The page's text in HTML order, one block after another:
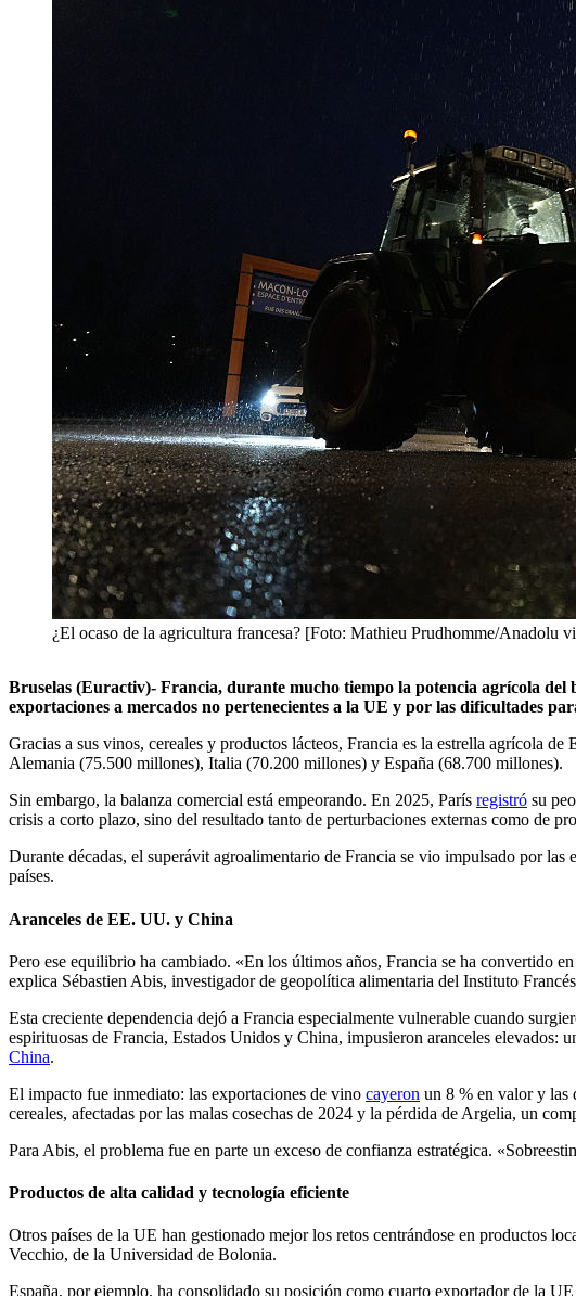
¿El ocaso de la agricultura francesa? [Foto: Mathieu Prudhomme/Anadolu
Bruselas (Euractiv)- Francia, durante mucho tiempo la potencia agrícola del
exportaciones a mercados no pertenecientes a la UE y por las dificultades
Gracias a sus vinos, cereales y productos lácteos, Francia es la estrella agrícola
Alemania (75.500 millones), Italia (70.200 millones) y España (68.700 millones).
Sin embargo, la balanza comercial está empeorando. En 2025, París registró su
crisis a corto plazo, sino del resultado tanto de perturbaciones externas como de
Durante décadas, el superávit agroalimentario de Francia se vio impulsado por
países.
Aranceles de EE. UU. y China
Pero ese equilibrio ha cambiado. «En los últimos años, Francia se ha convertido
explica Sébastien Abis, investigador de geopolítica alimentaria del Instituto
Esta creciente dependencia dejó a Francia especialmente vulnerable cuando
espirituosas de Francia, Estados Unidos y China, impusieron aranceles elevados:
China.
El impacto fue inmediato: las exportaciones de vino cayeron un 8 % en valor y las
cereales, afectadas por las malas cosechas de 2024 y la pérdida de Argelia, un
Para Abis, el problema fue en parte un exceso de confianza estratégica.
Productos de alta calidad y tecnología eficiente
Otros países de la UE han gestionado mejor los retos centrándose en productos
Vecchio, de la Universidad de Bolonia.
España, por ejemplo, ha consolidado su posición como cuarto exportador de la